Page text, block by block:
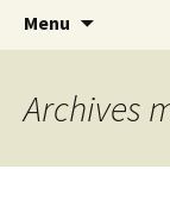
Menu
Archives